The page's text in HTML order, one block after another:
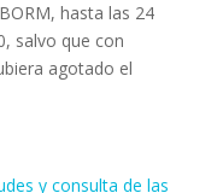
hasta las 24
salvo que con
agotado el
y consulta de las